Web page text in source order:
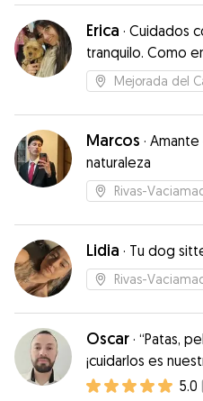
Erica · Cuidados
tranquilo. Como
mimos extra
Mejorada del
Marcos · Amante
naturaleza
Rivas-
Lidia · Tu dog
Rivas-
Oscar · “Patas,
¡cuidarlos es
5.0